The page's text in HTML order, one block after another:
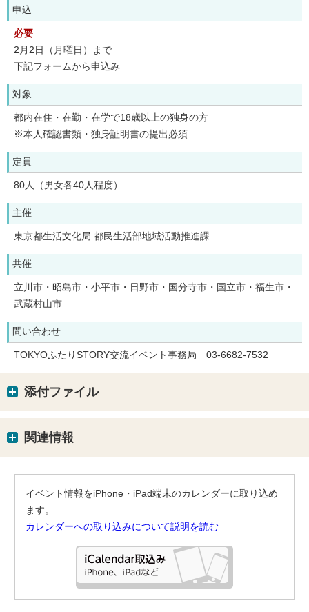
申込
必要
2月2日（月曜日）まで
下記フォームから申込み
対象
都内在住・在勤・在学で18歳以上の独身の方
※本人確認書類・独身証明書の提出必須
定員
80人（男女各40人程度）
主催
東京都生活文化局 都民生活部地域活動推進課
共催
立川市・昭島市・小平市・日野市・国分寺市・国立市・福生市・
武蔵村山市
問い合わせ
TOKYOふたりSTORY交流イベント事務局 03-6682-7532
添付ファイル
関連情報
イベント情報をiPhone・iPad端末のカレンダーに取り込め
ます。
カレンダーへの取り込みについて説明を読む